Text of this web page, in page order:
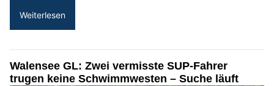
Weiterlesen
Walensee GL: Zwei vermisste SUP-Fahrer
trugen keine Schwimmwesten – Suche läuft